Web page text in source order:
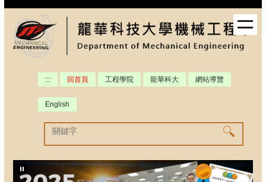
跳
要
::: 回首頁 工程學院 龍華科大 網站導覽
English